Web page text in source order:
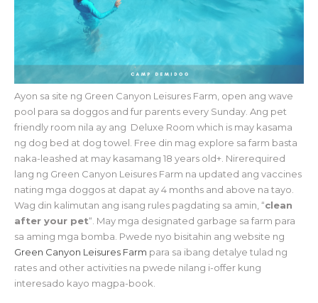
Ayon sa site ng Green Canyon Leisures Farm, open ang wave
pool para sa doggos and fur parents every Sunday. Ang pet
friendly room nila ay ang Deluxe Room which is may kasama
ng dog bed at dog towel. Free din mag explore sa farm basta
naka-leashed at may kasamang 18 years old+. Nirerequired
lang ng Green Canyon Leisures Farm na updated ang vaccines
nating mga doggos at dapat ay 4 months and above na tayo.
Wag din kalimutan ang isang rules pagdating sa amin, “clean
after your pet“. May mga designated garbage sa farm para
sa aming mga bomba. Pwede nyo bisitahin ang website ng
Green Canyon Leisures Farm para sa ibang detalye tulad ng
rates and other activities na pwede nilang i-offer kung
interesado kayo magpa-book.